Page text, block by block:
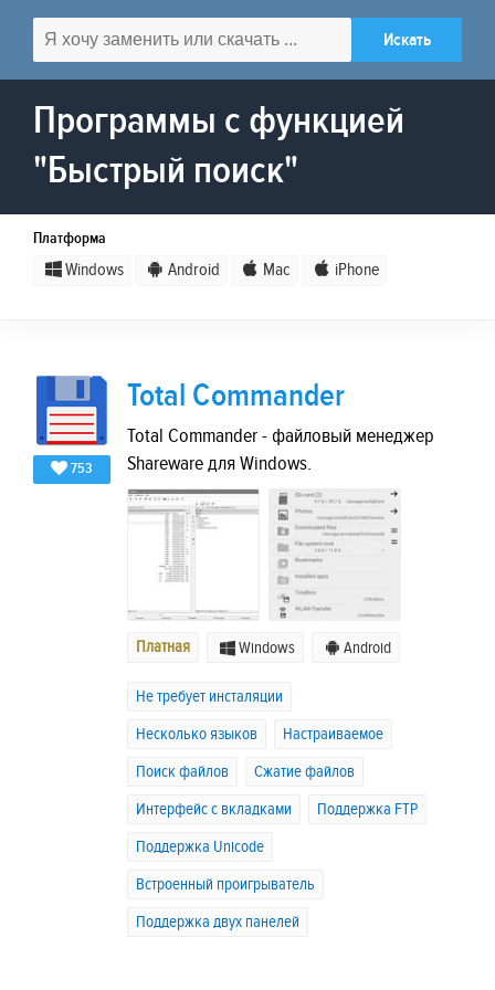
Программы с функцией
"Быстрый поиск"
Платформа
Windows Android Mac iPhone
753
Total Commander
Total Commander - файловый менеджер
Shareware для Windows.
Платная Windows Android
Не требует инсталяции
Несколько языков
Настраиваемое
Поиск файлов
Сжатие файлов
Интерфейс с вкладками
Поддержка FTP
Поддержка Unicode
Встроенный проигрыватель
Поддержка двух панелей